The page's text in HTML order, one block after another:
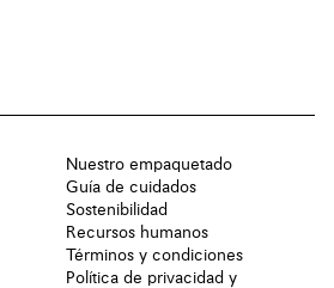
Nuestro empaquetado
Guía de cuidados
Sostenibilidad
Recursos humanos
Términos y condiciones
Política de privacidad y